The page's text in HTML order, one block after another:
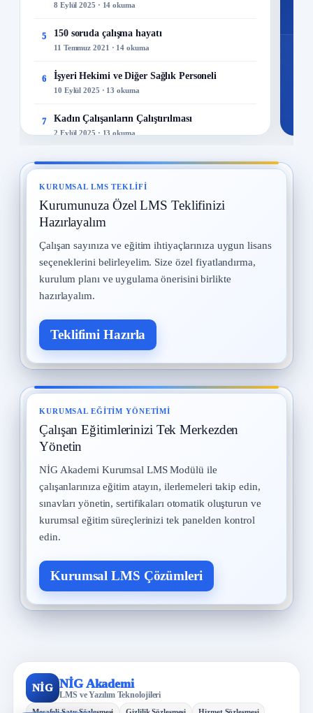
8 Eylül 2025 · 14 okuma
5 150 soruda çalışma hayatı
11 Temmuz 2021 · 14 okuma
6 İşyeri Hekimi ve Diğer Sağlık Personeli
10 Eylül 2025 · 13 okuma
7 Kadın Çalışanların Çalıştırılması
2 Eylül 2025 · 13 okuma
8 İş Kazaları
9 Yangın ve Gazlar
29 Temmuz 2025 · 13 okuma
10 Meslek Hastalıkları
28 Temmuz 2025 · 13 okuma
KURUMSAL LMS TEKLIFI
Kurumunuza Özel LMS Teklifinizi
Hazırlayalım
Çalışan sayınıza ve eğitim ihtiyaçlarınıza uygun lisans
seçeneklerini belirleyelim. Size özel fiyatlandırma,
kurulum planı ve uygulama önerisini birlikte
hazırlayalım.
Teklifimi Hazırla
KURUMSAL EĞITIM YÖNETIMI
Çalışan Eğitimlerinizi Tek Merkezden
Yönetin
NİG Akademi Kurumsal LMS Modülü ile
çalışanlarınıza eğitim atayın, ilerlemeleri takip edin,
sınavları yönetin, sertifikaları otomatik oluşturun ve
kurumsal eğitim süreçlerinizi tek panelden kontrol
edin.
Kurumsal LMS Çözümleri
NİG NİG Akademi
LMS ve Yazılım Teknolojileri
Mesafeli Satış Sözleşmesi Gizlilik Sözleşmesi Hizmet Sözleşmesi